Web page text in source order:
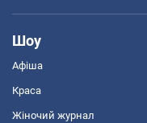
Шоу
Афіша
Краса
Жіночий журнал